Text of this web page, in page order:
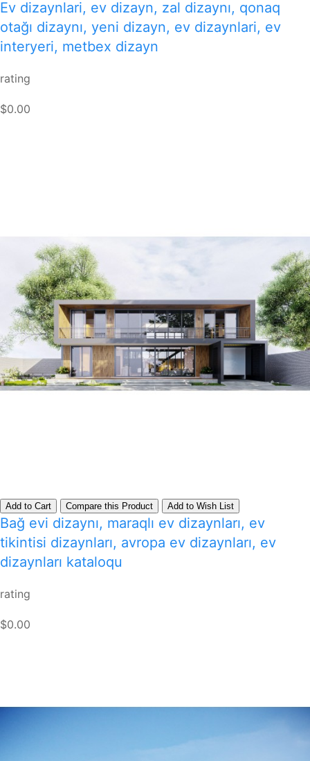
Ev dizaynlari, ev dizayn, zal dizaynı, qonaq
otağı dizaynı, yeni dizayn, ev dizaynlari, ev
interyeri, metbex dizayn
rating
$0.00
Add to Cart Compare this Product Add to Wish List
Bağ evi dizaynı, maraqlı ev dizaynları, ev
tikintisi dizaynları, avropa ev dizaynları, ev
dizaynları kataloqu
rating
$0.00